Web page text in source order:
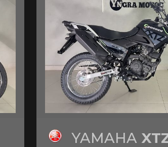
YAMAHA